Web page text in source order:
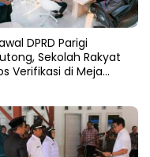
DPRD Parigi
Sekolah Rakyat
Verifikasi di Meja